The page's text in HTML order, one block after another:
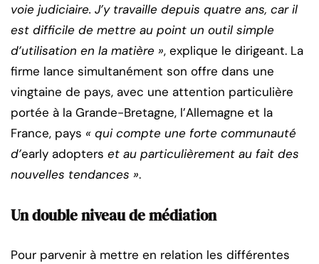
voie judiciaire. J’y travaille depuis quatre ans, car il
est difficile de mettre au point un outil simple
d’utilisation en la matière », explique le dirigeant. La
firme lance simultanément son offre dans une
vingtaine de pays, avec une attention particulière
portée à la Grande-Bretagne, l’Allemagne et la
France, pays « qui compte une forte communauté
d’early adopters et au particulièrement au fait des
nouvelles tendances ».
Un double niveau de médiation
Pour parvenir à mettre en relation les différentes